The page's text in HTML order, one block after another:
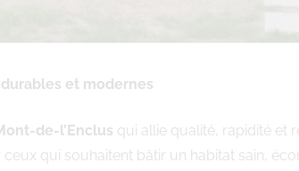
et modernes
de-l’Enclus qui allie qualité, rapidité et
qui souhaitent bâtir un habitat sain,